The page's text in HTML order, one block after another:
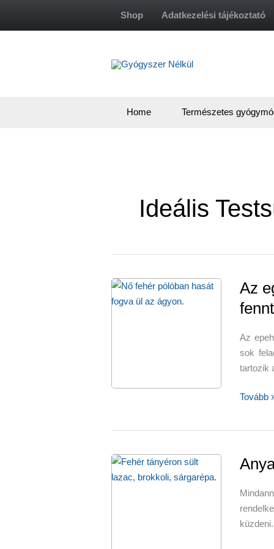
Shop Adatkezelési tájékoztató
Home Természetes
Ideális
Az
Az
sok
tartozik
Az
egyszerű
Tovább